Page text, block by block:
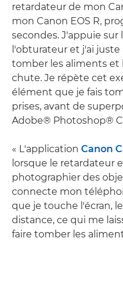
retardateur de mon
mon Canon EOS R,
secondes. J'appuie
l'obturateur et j'ai
tomber les aliments et
chute. Je répète cet
élément que je fais
prises, avant de
Adobe® Photoshop®
« L'application Canon
lorsque le retardateur
photographier des
connecte mon
que je touche l'écran,
distance, ce qui me
faire tomber les